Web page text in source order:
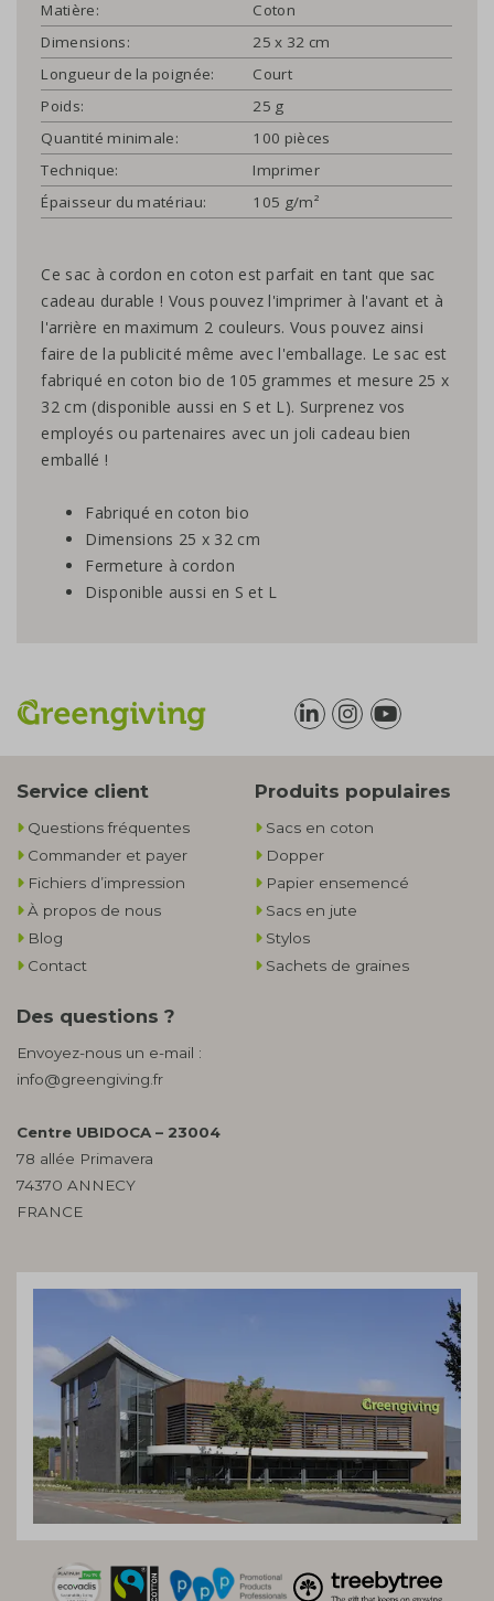
Matière:
Coton
Dimensions:
25 x 32 cm
Longueur de la poignée:
Court
Poids:
25 g
Quantité minimale:
100 pièces
Technique:
Imprimer
Épaisseur du matériau:
105 g/m²
Ce sac à cordon en coton est parfait en tant que sac
cadeau durable ! Vous pouvez l'imprimer à l'avant et à
l'arrière en maximum 2 couleurs. Vous pouvez ainsi
faire de la publicité même avec l'emballage. Le sac est
fabriqué en coton bio de 105 grammes et mesure 25 x
32 cm (disponible aussi en S et L). Surprenez vos
employés ou partenaires avec un joli cadeau bien
emballé !
Fabriqué en coton bio
Dimensions 25 x 32 cm
Fermeture à cordon
Disponible aussi en S et L
Service client
Questions fréquentes
Commander et payer
Fichiers d’impression
À propos de nous
Blog
Contact
Produits populaires
Sacs en coton
Dopper
Papier ensemencé
Sacs en jute
Stylos
Sachets de graines
Des questions ?
Envoyez-nous un e-mail :
info@greengiving.fr
Centre UBIDOCA – 23004
78 allée Primavera
74370 ANNECY
FRANCE